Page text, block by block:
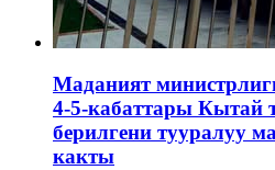
Маданият
4-5-кабаттары Кытай
берилгени тууралуу
какты